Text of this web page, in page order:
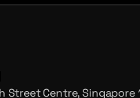
en verzoeken
Street Centre, Singapore